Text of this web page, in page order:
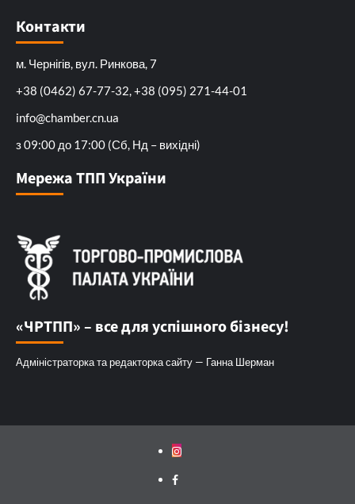
Контакти
м. Чернігів, вул. Ринкова, 7
+38 (0462) 67-77-32, +38 (095) 271-44-01
info@chamber.cn.ua
з 09:00 до 17:00 (Сб, Нд – вихідні)
Мережа ТПП України
«ЧРТПП» – все для успішного бізнесу!
Адміністраторка та редакторка сайту — Ганна Шерман
Instagram
Facebook